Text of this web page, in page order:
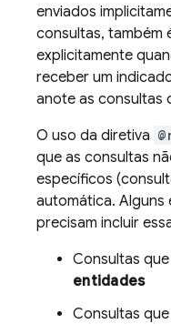
enviados
consultas, também
explicitamente
receber um
anote as consultas
O uso da diretiva
que as consultas
específicos
automática. Alguns
precisam incluir
Consultas
entidades
Consultas